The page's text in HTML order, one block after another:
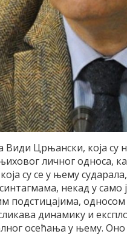
Црњански, која су
личног односа,
су се у њему
некад у само
подстицајима,
динамику и
осећања у њему.